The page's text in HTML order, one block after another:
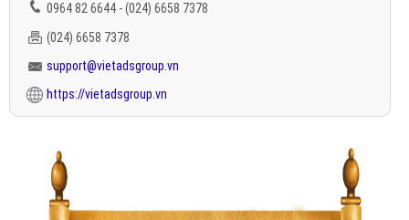
0964 82 6644 - (024) 6658 7378
(024) 6658 7378
support@vietadsgroup.vn
https://vietadsgroup.vn